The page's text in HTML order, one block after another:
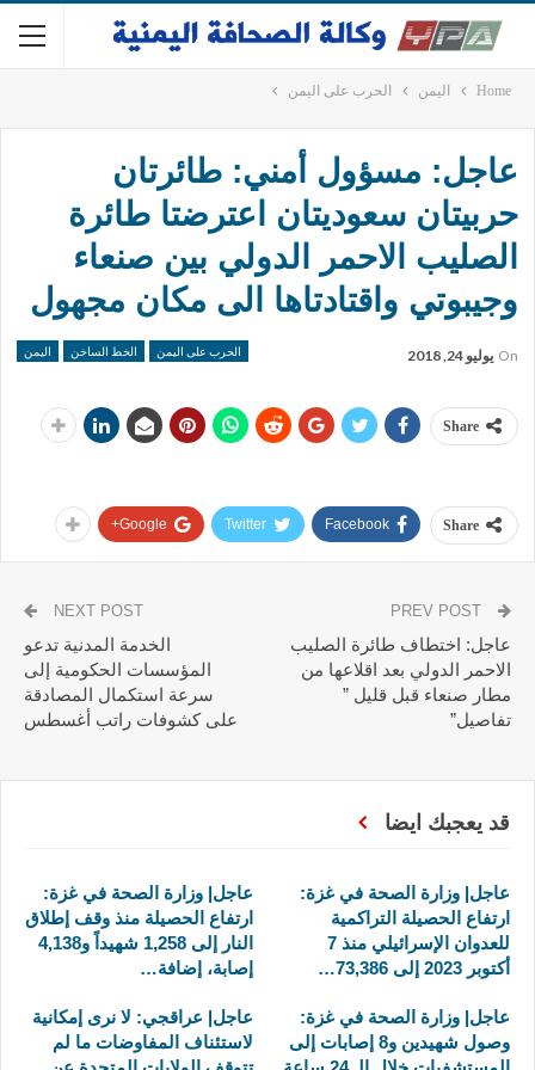
Home اليمن الحرب على اليمن
عاجل: مسؤول أمني: طائرتان
حربيتان سعوديتان اعترضتا طائرة
الصليب الاحمر الدولي بين صنعاء
وجيبوتي واقتادتاها الى مكان مجهول
الحرب على اليمن الخط الساخن اليمن On يوليو 24, 2018
Share
Share
Facebook
Twitter
Google+
عاجل: اختطاف طائرة الصليب
الاحمر الدولي بعد اقلاعها من
مطار صنعاء قبل قليل ”
تفاصيل”
NEXT POST
الخدمة المدنية تدعو
المؤسسات الحكومية إلى
سرعة استكمال المصادقة
على كشوفات راتب أغسطس
قد يعجبك ايضا
عاجل| وزارة الصحة في غزة:
ارتفاع الحصيلة التراكمية
للعدوان الإسرائيلي منذ 7
أكتوبر 2023 إلى 73,386…
عاجل| وزارة الصحة في غزة:
ارتفاع الحصيلة منذ وقف إطلاق
النار إلى 1,258 شهيداً و4,138
إصابة، إضافة…
عاجل| وزارة الصحة في غزة:
وصول شهيدين و8 إصابات إلى
عاجل| عراقجي: لا نرى إمكانية
لاستئناف المفاوضات ما لم